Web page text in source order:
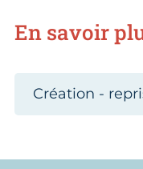
En savoir
Création -